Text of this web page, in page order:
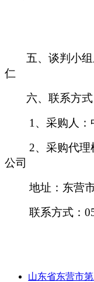
五、谈判小
仁
六、联系方式
1、采购人
2、采购代
公司
地址：东营
联系方式：
山东省东营市